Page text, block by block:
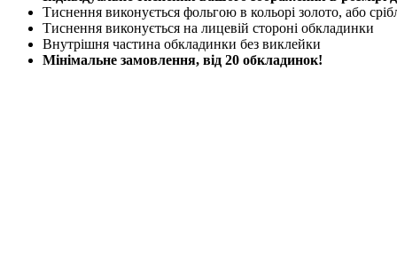
Тиснення виконується фольгою в кольорі золото, або
Тиснення виконується на лицевій стороні обкладинки
Внутрішня частина обкладинки без виклейки
Мінімальне замовлення, від 20 обкладинок!